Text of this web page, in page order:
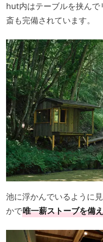
hut内はテーブルを挟ん
斎も完備されています。
池に浮かんでいるように
かで唯一薪ストーブを備